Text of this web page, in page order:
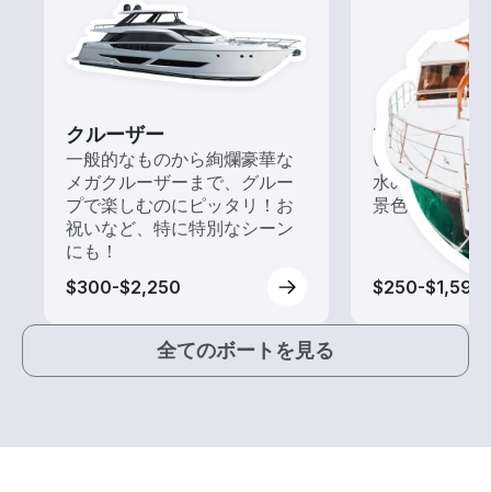
クルーザー
一般的なものから絢爛豪華な
メガクルーザーまで、グルー
プで楽しむのにピッタリ！お
祝いなど、特に特別なシーン
にも！
$300-$2,250
ツアー
いろんな再発
水の上から眺
景色を楽しも
$250-$1,595
全てのボートを見る